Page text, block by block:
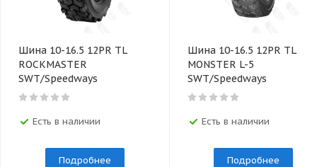
Шина 10-16.5 12PR TL
ROCKMASTER
SWT/Speedways
Есть в наличии
Подробнее
Шина 10-16.5 12PR TL
MONSTER L-5
SWT/Speedways
Есть в наличии
Подробнее